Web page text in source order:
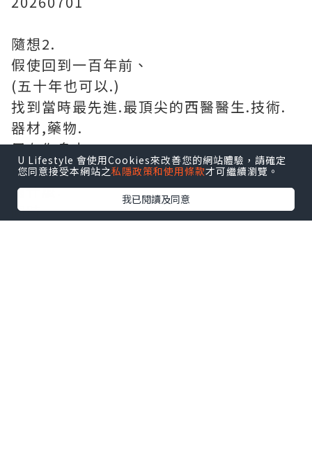
隨想2.
假使回到一百年前、
(五十年也可以.)
找到當時最先進.最頂尖的西醫醫生.技術.
器材,藥物.
用在你身上.
你會接受嗎？.
為什麼.
同時.
U Lifestyle 會使用Cookies來改善您的網站體驗，請確定
您同意接受本網站之私隱政策和使用條款才可繼續瀏覽。
我已閱讀及同意